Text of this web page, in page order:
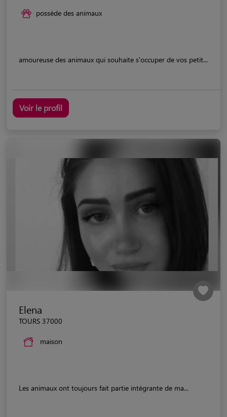
possède des animaux
amoureuse des animaux qui souhaite s'occuper de vos petit...
Voir le profil
Elena
TOURS 37000
maison
Les animaux ont toujours fait partie intégrante de ma...